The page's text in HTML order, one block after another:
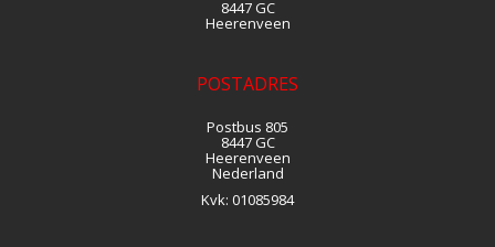
8447 GC
Heerenveen
POSTADRES
Postbus 805
8447 GC
Heerenveen
Nederland
Kvk: 01085984